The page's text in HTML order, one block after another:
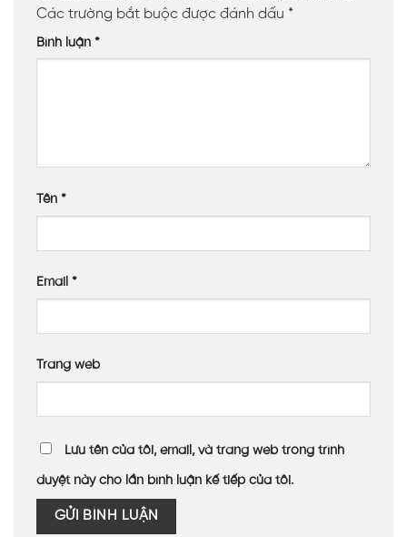
Các trường bắt buộc được đánh dấu *
Bình luận *
Tên *
Email *
Trang web
Lưu tên của tôi, email, và trang web trong trình
duyệt này cho lần bình luận kế tiếp của tôi.